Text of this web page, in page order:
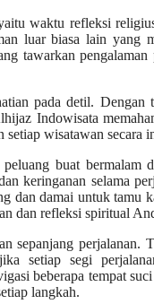
waktu refleksi
luar biasa lain yang
tawarkan
pada detil. Dengan
Indowisata
setiap wisatawan secara
buat bermalam
keringanan selama
dan damai untuk tamu
dan refleksi spiritual
sepanjang perjalanan.
setiap segi
beberapa tempat
langkah.